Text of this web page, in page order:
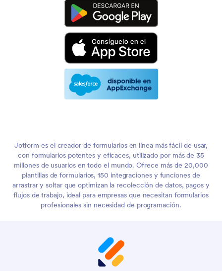
Jotform es el creador de formularios en línea más fácil de usar,
con formularios potentes y eficaces, utilizado por más de 35
millones de usuarios en todo el mundo. Ofrece más de 20,000
plantillas de formularios, 150 integraciones y funciones de
arrastrar y soltar que optimizan la recolección de datos, pagos y
flujos de trabajo, ideal para empresas que necesitan formularios
profesionales sin necesidad de programación.